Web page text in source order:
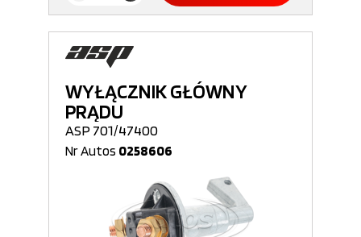
WYŁĄCZNIK GŁÓWNY
PRĄDU
ASP 701/47400
Nr Autos 0258606